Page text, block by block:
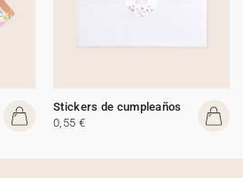
Stickers de cumpleaños
0,55 €